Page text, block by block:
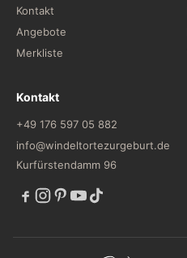
Kontakt
Angebote
Merkliste
Kontakt
+49 176 597 05 882
info@windeltortezurgeburt.de
Kurfürstendamm 96